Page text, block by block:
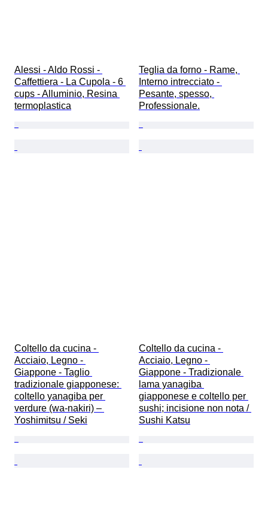
Alessi - Aldo Rossi -
Caffettiera - La Cupola - 6
cups - Alluminio, Resina
termoplastica
Teglia da forno - Rame,
Interno intrecciato -
Pesante, spesso,
Professionale.
Coltello da cucina -
Acciaio, Legno -
Giappone - Taglio
tradizionale giapponese:
coltello yanagiba per
verdure (wa-nakiri) –
Yoshimitsu / Seki
Coltello da cucina -
Acciaio, Legno -
Giappone - Tradizionale
lama yanagiba
giapponese e coltello per
sushi; incisione non nota /
Sushi Katsu